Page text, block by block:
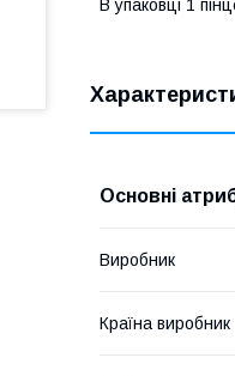
В упаковці 1
Основні
Виробник
Країна виробник